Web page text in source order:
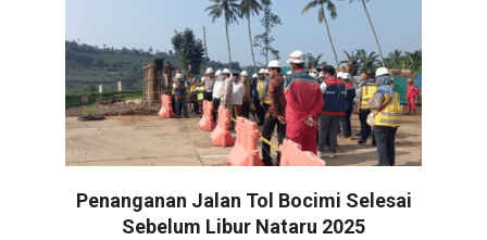
Penanganan Jalan Tol Bocimi Selesai
Sebelum Libur Nataru 2025